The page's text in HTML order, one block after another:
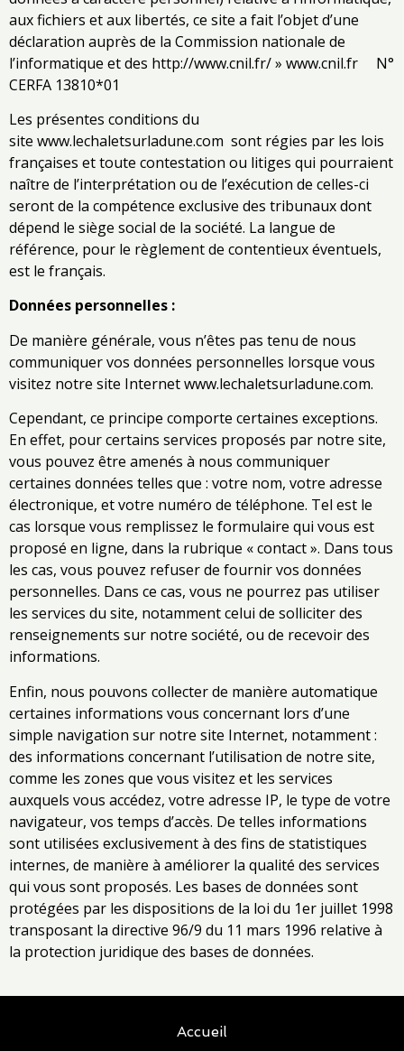
aux fichiers et aux libertés, ce site a fait l’objet d’une
déclaration auprès de la Commission nationale de
l’informatique et des http://www.cnil.fr/ » www.cnil.fr N°
CERFA 13810*01
Les présentes conditions du
site www.lechaletsurladune.com sont régies par les lois
françaises et toute contestation ou litiges qui pourraient
naître de l’interprétation ou de l’exécution de celles-ci
seront de la compétence exclusive des tribunaux dont
dépend le siège social de la société. La langue de
référence, pour le règlement de contentieux éventuels,
est le français.
Données personnelles :
De manière générale, vous n’êtes pas tenu de nous
communiquer vos données personnelles lorsque vous
visitez notre site Internet www.lechaletsurladune.com.
Cependant, ce principe comporte certaines exceptions.
En effet, pour certains services proposés par notre site,
vous pouvez être amenés à nous communiquer
certaines données telles que : votre nom, votre adresse
électronique, et votre numéro de téléphone. Tel est le
cas lorsque vous remplissez le formulaire qui vous est
proposé en ligne, dans la rubrique « contact ». Dans tous
les cas, vous pouvez refuser de fournir vos données
personnelles. Dans ce cas, vous ne pourrez pas utiliser
les services du site, notamment celui de solliciter des
renseignements sur notre société, ou de recevoir des
informations.
Enfin, nous pouvons collecter de manière automatique
certaines informations vous concernant lors d’une
simple navigation sur notre site Internet, notamment :
des informations concernant l’utilisation de notre site,
comme les zones que vous visitez et les services
auxquels vous accédez, votre adresse IP, le type de votre
navigateur, vos temps d’accès. De telles informations
sont utilisées exclusivement à des fins de statistiques
internes, de manière à améliorer la qualité des services
qui vous sont proposés. Les bases de données sont
protégées par les dispositions de la loi du 1er juillet 1998
transposant la directive 96/9 du 11 mars 1996 relative à
la protection juridique des bases de données.
Accueil